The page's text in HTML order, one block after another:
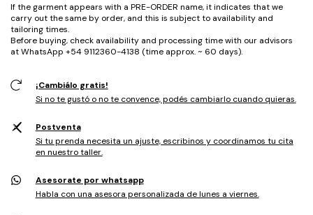
If the garment appears with a PRE-ORDER name, it indicates that we
carry out the same by order, and this is subject to availability and
tailoring times.
Before buying, check availability and processing time with our advisors
at WhatsApp +54 9112360-4138 (time approx. ~ 60 days).
¡Cambiálo gratis!
Si no te gustó o no te convence, podés cambiarlo cuando quieras.
Postventa
Si tu prenda necesita un ajuste, escribinos y coordinamos tu cita
en nuestro taller.
Asesorate por whatsapp
Habla con una asesora personalizada de lunes a viernes.